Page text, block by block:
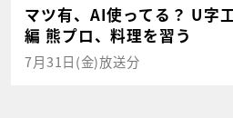
マツ有、AI使ってる？ U字
編 熊プロ、料理を習う
7月31日(金)放送分